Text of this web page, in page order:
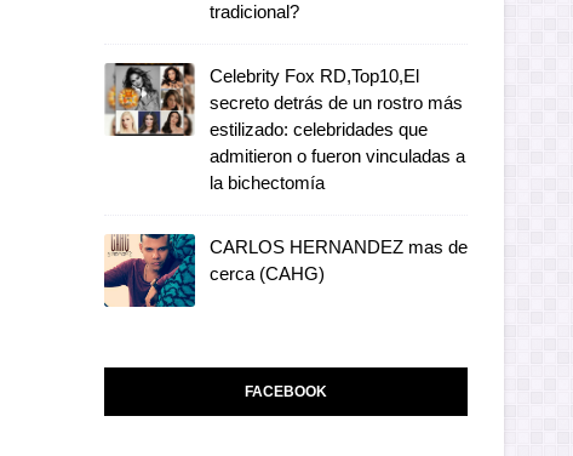
tradicional?
Celebrity Fox RD,Top10,El
secreto detrás de un rostro más
estilizado: celebridades que
admitieron o fueron vinculadas a
la bichectomía
CARLOS HERNANDEZ mas de
cerca (CAHG)
FACEBOOK